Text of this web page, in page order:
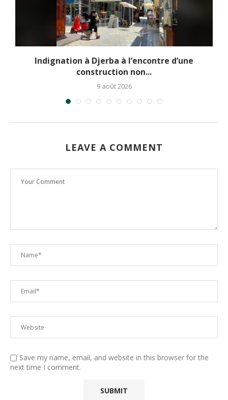
Indignation à Djerba à l’encontre d’une
construction non...
9 août 2026
LEAVE A COMMENT
Save my name, email, and website in this browser for the
next time I comment.